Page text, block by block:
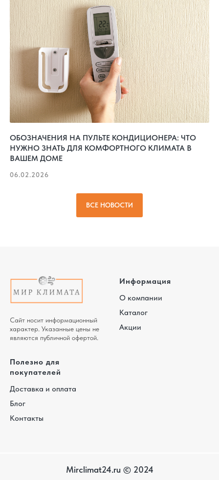
ОБОЗНАЧЕНИЯ НА ПУЛЬТЕ КОНДИЦИОНЕРА: ЧТО
НУЖНО ЗНАТЬ ДЛЯ КОМФОРТНОГО КЛИМАТА В
ВАШЕМ ДОМЕ
06.02.2026
ВСЕ НОВОСТИ
Сайт носит информационный
характер. Указанные цены не
являются публичной офертой.
Информация
О компании
Каталог
Акции
Полезно для
покупателей
Доставка и оплата
Блог
Контакты
Mirclimat24.ru © 2024